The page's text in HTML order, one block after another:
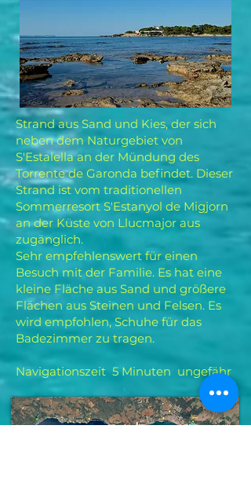
Strand aus Sand und Kies, der sich
neben dem Naturgebiet von
S'Estalella an der Mündung des
Torrente de Garonda befindet. Dieser
Strand ist vom traditionellen
Sommerresort S'Estanyol de Migjorn
an der Küste von Llucmajor aus
zugänglich.
Sehr empfehlenswert für einen
Besuch mit der Familie. Es hat eine
kleine Fläche aus Sand und größere
Flächen aus Steinen und Felsen. Es
wird empfohlen, Schuhe für das
Badezimmer zu tragen.
Navigationszeit 5 Minuten ungefähr